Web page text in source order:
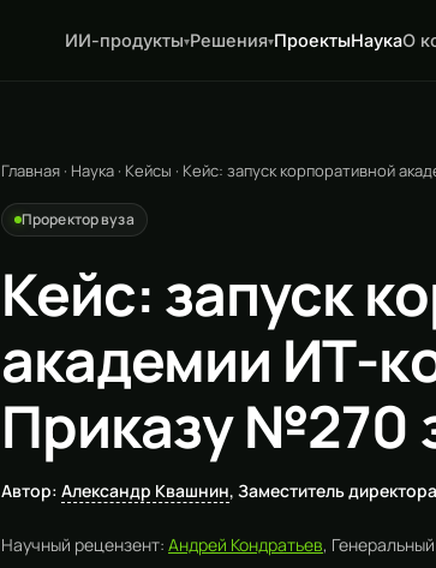
ИИ-продукты▾Решения▾ПроектыНаукаО
Главная · Наука · Кейсы · Кейс: запуск корпоративной
Проректор вуза
Кейс: запуск
академии ИТ-
Приказу №270
Автор: Александр Квашнин, Заместитель
Научный рецензент: Андрей Кондратьев,